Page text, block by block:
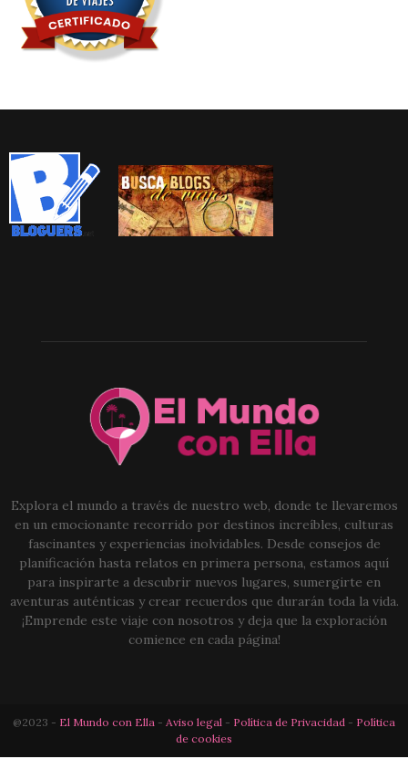
Explora el mundo a través de nuestro web, donde te llevaremos
en un emocionante recorrido por destinos increíbles, culturas
fascinantes y experiencias inolvidables. Desde consejos de
planificación hasta relatos en primera persona, estamos aquí
para inspirarte a descubrir nuevos lugares, sumergirte en
aventuras auténticas y crear recuerdos que durarán toda la vida.
¡Emprende este viaje con nosotros y deja que la exploración
comience en cada página!
@2023 - El Mundo con Ella - Aviso legal - Política de Privacidad - Política
de cookies